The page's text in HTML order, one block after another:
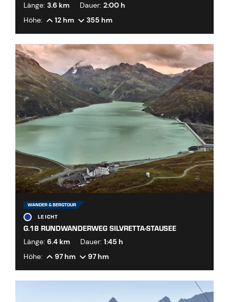
Länge: 3.6 km Dauer: 2:00 h
Höhe:
12 hm 355 hm
WANDER & BERGTOUR
LEICHT
G.18 RUNDWANDERWEG SILVRETTA-STAUSEE
Länge: 6.4 km Dauer: 1:45 h
Höhe:
97 hm 97 hm